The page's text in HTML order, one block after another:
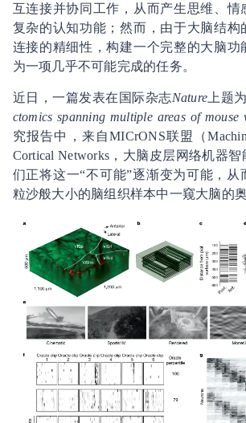
互连接并协同工作，从而产生思维、情
复杂的认知功能；然而，由于大脑结构
连接的精细性，构建一个完整的大脑功
为一项几乎不可能完成的任务。
近日，一篇发表在国际杂志Nature 上题为
ctomics spanning multiple areas of mouse
究报告中，来自MICrONS联盟（
Cortical Networks，大脑皮层网络机器
们正将这一“不可能”逐渐变为可能，从
粒沙般大小的脑组织样本中一窥大脑的奥